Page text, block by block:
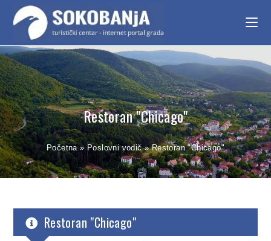
Restoran "Chicago"
Početna» Poslovni vodič»Restoran "Chicago"
Restoran "Chicago"